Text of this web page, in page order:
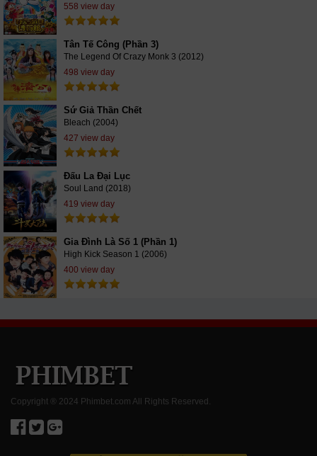
558 view day
Tân Tế Công (Phần 3)
The Legend Of Crazy Monk 3 (2012)
498 view day
Sứ Giả Thần Chết
Bleach (2004)
427 view day
Đấu La Đại Lục
Soul Land (2018)
419 view day
Gia Đình Là Số 1 (Phần 1)
High Kick Season 1 (2006)
400 view day
Copyright ® 2024 Phimbet.com All Rights Reserved.